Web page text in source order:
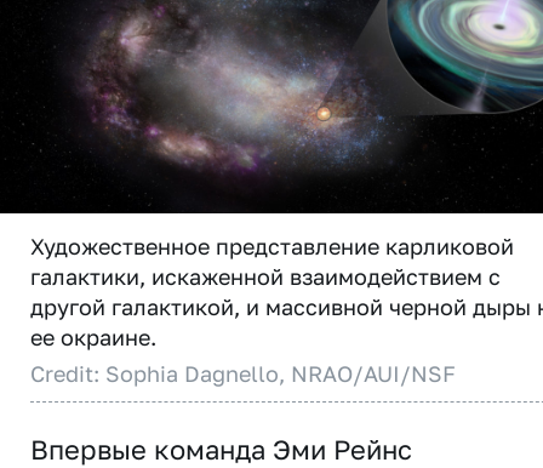
Художественное представление карликовой
галактики, искаженной взаимодействием с
другой галактикой, и массивной черной дыры
ее окраине.
Credit: Sophia Dagnello, NRAO/AUI/NSF
Впервые команда Эми Рейнс